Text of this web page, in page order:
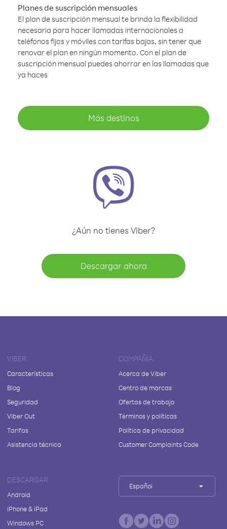
Planes de suscripción mensuales
El plan de suscripción mensual te brinda la flexibilidad
necesaria para hacer llamadas internacionales a
teléfonos fijos y móviles con tarifas bajas, sin tener que
renovar el plan en ningún momento. Con el plan de
suscripción mensual puedes ahorrar en las llamadas que
ya haces
Más destinos
¿Aún no tienes Viber?
Descargar ahora
VIBER
Características
Blog
Seguridad
Viber Out
Tarifas
Asistencia técnica
COMPAÑÍA
Acerca de Viber
Centro de marcas
Ofertas de trabajo
Términos y políticas
Política de privacidad
Customer Complaints Code
DESCARGAR
Android
iPhone & iPad
Windows PC
Español